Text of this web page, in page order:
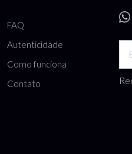
FAQ
Autenticidade
Como funciona
Contato